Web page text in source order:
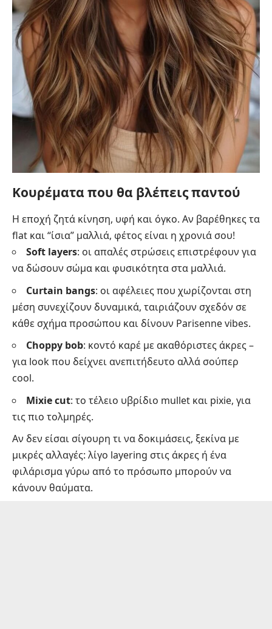
Κουρέματα που θα βλέπεις παντού
Η εποχή ζητά κίνηση, υφή και όγκο. Αν βαρέθηκες τα
flat και “ίσια” μαλλιά, φέτος είναι η χρονιά σου!
Soft layers: οι απαλές στρώσεις επιστρέφουν για
να δώσουν σώμα και φυσικότητα στα μαλλιά.
Curtain bangs: οι αφέλειες που χωρίζονται στη
μέση συνεχίζουν δυναμικά, ταιριάζουν σχεδόν σε
κάθε σχήμα προσώπου και δίνουν Parisenne vibes.
Choppy bob: κοντό καρέ με ακαθόριστες άκρες –
για look που δείχνει ανεπιτήδευτο αλλά σούπερ
cool.
Mixie cut: το τέλειο υβρίδιο mullet και pixie, για
τις πιο τολμηρές.
Αν δεν είσαι σίγουρη τι να δοκιμάσεις, ξεκίνα με
μικρές αλλαγές: λίγο layering στις άκρες ή ένα
φιλάρισμα γύρω από το πρόσωπο μπορούν να
κάνουν θαύματα.